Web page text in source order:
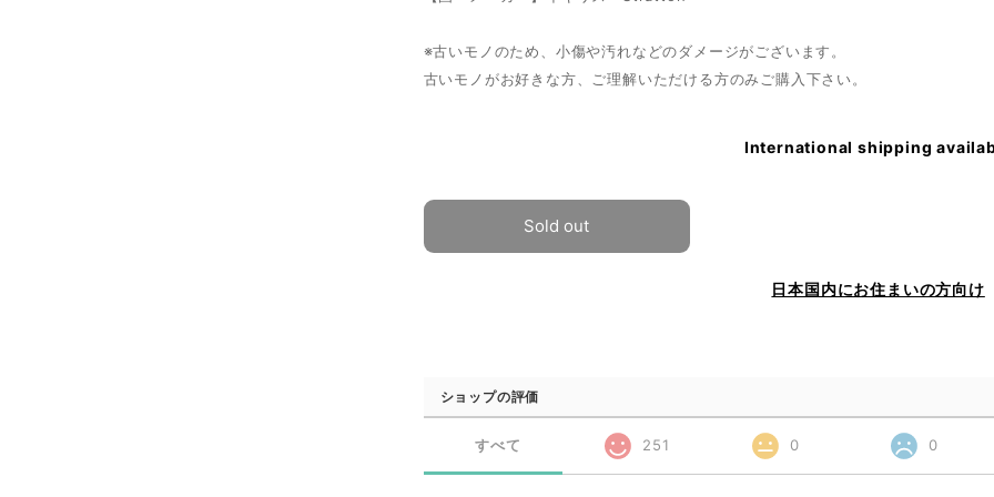
※古いモノのため、小傷や汚れなどのダメージがございます。
古いモノがお好きな方、ご理解いただける方のみご購入下さい。
International shipping
Sold out
日本国内にお住まいの方向け
ショップの評価
すべて 251 0 0